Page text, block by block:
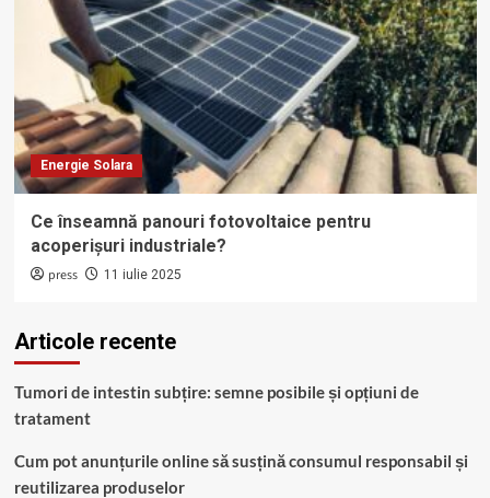
Energie Solara
Ce înseamnă panouri fotovoltaice pentru
acoperișuri industriale?
press 11 iulie 2025
Articole recente
Tumori de intestin subțire: semne posibile și opțiuni de
tratament
Cum pot anunțurile online să susțină consumul responsabil și
reutilizarea produselor